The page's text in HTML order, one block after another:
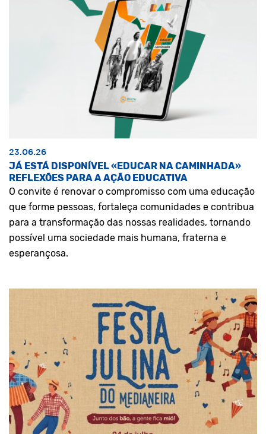
23.06.26
JÁ ESTÁ DISPONÍVEL «EDUCAR NA CAMINHADA»
REFLEXÕES PARA A AÇÃO EDUCATIVA
O convite é renovar o compromisso com uma educação
que forme pessoas, fortaleça comunidades e contribua
para a transformação das nossas realidades, tornando
possível uma sociedade mais humana, fraterna e
esperançosa.